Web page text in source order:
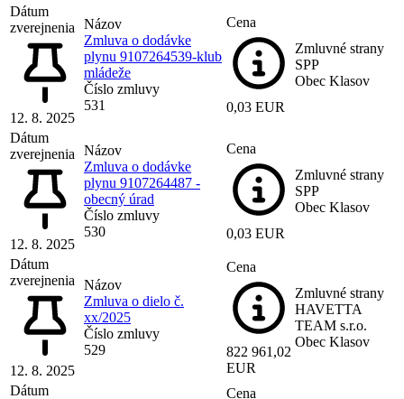
Dátum
zverejnenia
12. 8. 2025
Názov
Zmluva o dodávke
plynu 9107264539-klub
mládeže
Číslo zmluvy
531
Cena
0,03 EUR
Zmluvné strany
SPP
Obec Klasov
Dátum
zverejnenia
12. 8. 2025
Názov
Zmluva o dodávke
plynu 9107264487 -
obecný úrad
Číslo zmluvy
530
Cena
0,03 EUR
Zmluvné strany
SPP
Obec Klasov
Dátum
zverejnenia
12. 8. 2025
Názov
Zmluva o dielo č.
xx/2025
Číslo zmluvy
529
Cena
822 961,02
EUR
Zmluvné strany
HAVETTA
TEAM s.r.o.
Obec Klasov
Dátum
Cena